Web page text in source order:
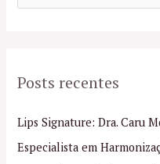
u
s
a
Posts recentes
Lips Signature: Dra. Caru
Especialista em